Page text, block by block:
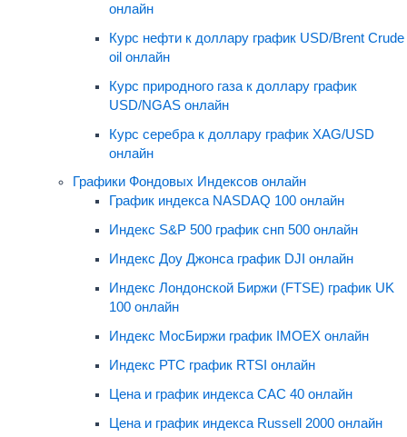
онлайн
Курс нефти к доллару график USD/Brent Crude
oil онлайн
Курс природного газа к доллару график
USD/NGAS онлайн
Курс серебра к доллару график XAG/USD
онлайн
Графики Фондовых Индексов онлайн
График индекса NASDAQ 100 онлайн
Индекс S&P 500 график снп 500 онлайн
Индекс Доу Джонса график DJI онлайн
Индекс Лондонской Биржи (FTSE) график UK
100 онлайн
Индекс МосБиржи график IMOEX онлайн
Индекс РТС график RTSI онлайн
Цена и график индекса CAC 40 онлайн
Цена и график индекса Russell 2000 онлайн